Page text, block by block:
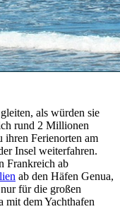
als würden sie
rund 2 Millionen
ihren Ferienorten am
Insel weiterfahren.
Frankreich ab
ab den Häfen Genua,
für die großen
mit dem Yachthafen